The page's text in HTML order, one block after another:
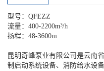
型号：QFEZZ
流量：400-2200m³/h
扬程：48-3600m
昆明奇峰泵业有限公司是云南
制启动系统设备、消防给水设